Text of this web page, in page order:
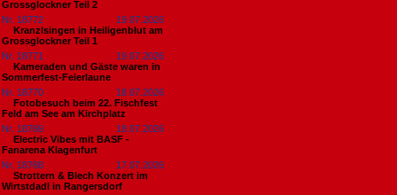
Grossglockner Teil 2
Nr. 18772
19.07.2026
Kranzlsingen in Heiligenblut am
Grossglockner Teil 1
Nr. 18771
19.07.2026
Kameraden und Gäste waren in
Sommerfest-Feierlaune
Nr. 18770
18.07.2026
Fotobesuch beim 22. Fischfest
Feld am See am Kirchplatz
Nr. 18769
18.07.2026
Electric Vibes mit BASF -
Fanarena Klagenfurt
Nr. 18768
17.07.2026
Strottern & Blech Konzert im
Wirtstdadl in Rangersdorf